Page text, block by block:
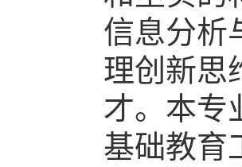
信息分析
理创新思
才。本专
基础教育